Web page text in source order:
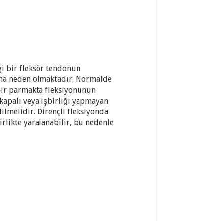
bir fleksör tendonun
neden olmaktadır. Normalde
parmakta fleksiyonunun
veya işbirliği yapmayan
Dirençli fleksiyonda
yaralanabilir, bu nedenle